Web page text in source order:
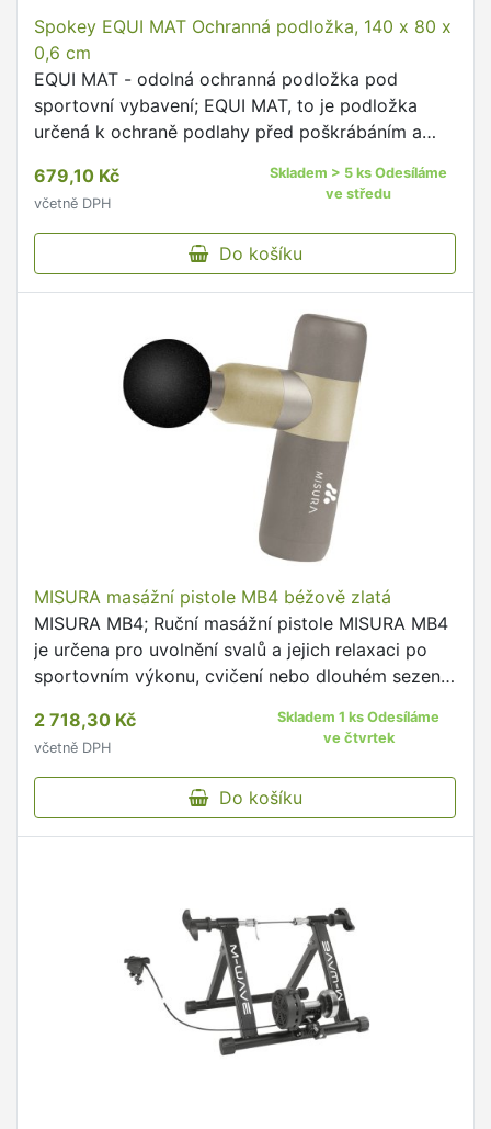
Spokey EQUI MAT Ochranná podložka, 140 x 80 x
0,6 cm
EQUI MAT - odolná ochranná podložka pod
sportovní vybavení; EQUI MAT, to je podložka
určená k ochraně podlahy před poškrábáním a
679,10 Kč
včetně DPH
Skladem > 5 ks Odesíláme
ve středu
Do košíku
MISURA masážní pistole MB4 béžově zlatá
MISURA MB4; Ruční masážní pistole MISURA MB4
je určena pro uvolnění svalů a jejich relaxaci po
sportovním výkonu, cvičení nebo dlouhém sezení
2 718,30 Kč
včetně DPH
Skladem 1 ks Odesíláme
ve čtvrtek
Do košíku